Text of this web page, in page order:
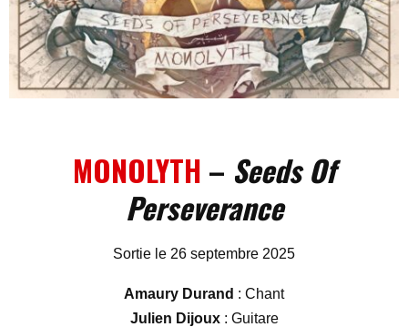
MONOLYTH – Seeds Of
Perseverance
Sortie le 26 septembre 2025
Amaury Durand : Chant
Julien Dijoux : Guitare